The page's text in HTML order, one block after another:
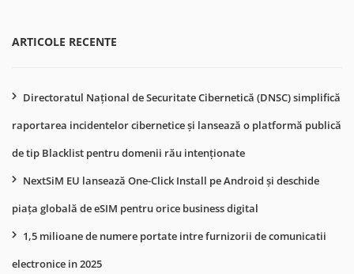
ARTICOLE RECENTE
Directoratul Național de Securitate Cibernetică (DNSC) simplifică
raportarea incidentelor cibernetice și lansează o platformă publică
de tip Blacklist pentru domenii rău intenționate
NextSiM EU lansează One-Click Install pe Android și deschide
piața globală de eSIM pentru orice business digital
1,5 milioane de numere portate intre furnizorii de comunicatii
electronice in 2025